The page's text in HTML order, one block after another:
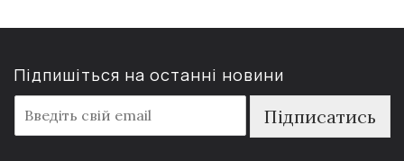
Підпишіться на останні новини
m
a
Підписатись